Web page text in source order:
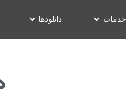
خدمات دانلودها